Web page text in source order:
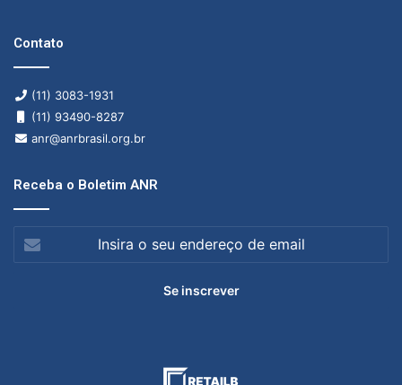
Contato
(11) 3083-1931
(11) 93490-8287
anr@anrbrasil.org.br
Receba o Boletim ANR
Insira